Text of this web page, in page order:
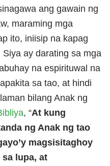
ang gawain ng
maraming mga
ito, iniisip na kapag
ay darating sa mga
na espirituwal na
sa tao, at hindi
bilang Anak ng
, “At kung
ng Anak ng tao
magsisitaghoy
lupa, at